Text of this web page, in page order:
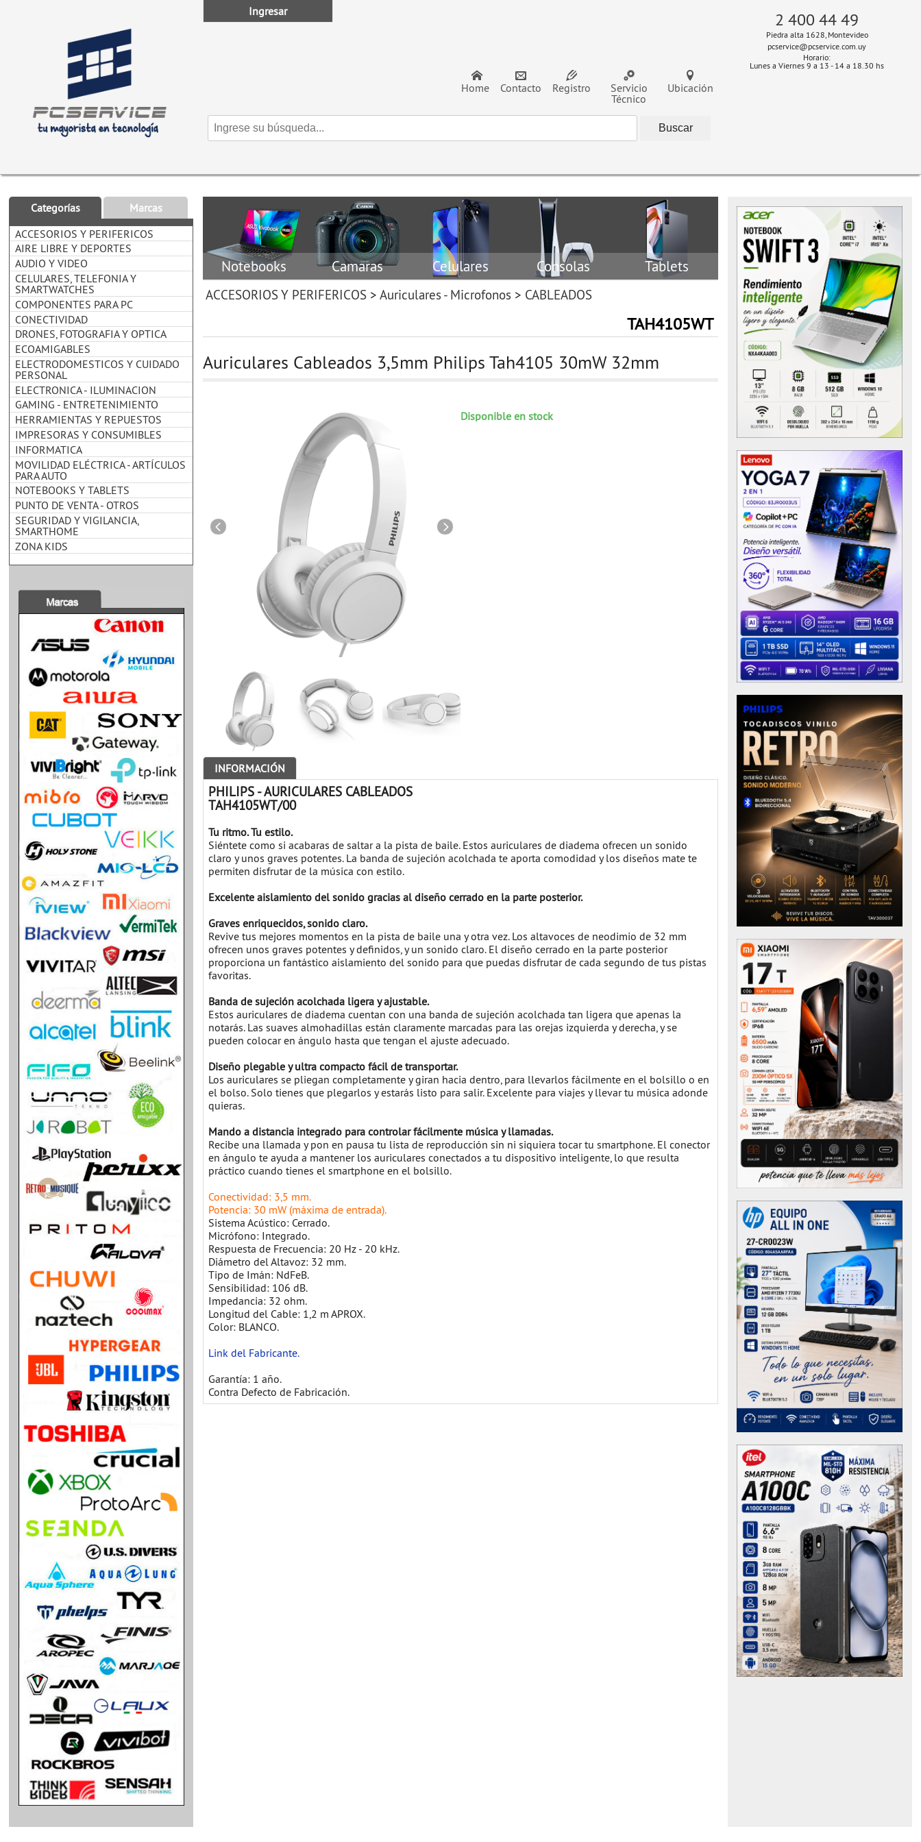
Ubicación
Servicio
Técnico
Registro
Contacto
Home
Ingresar 2 400 44 49
Piedra alta 1628, Montevideo
pcservice@pcservice.com.uy
Horario:
Lunes a Viernes 9 a 13 - 14 a 18.30 hs
Categorías
Marcas
ACCESORIOS Y PERIFERICOS
AIRE LIBRE Y DEPORTES
AUDIO Y VIDEO
CELULARES, TELEFONIA Y
SMARTWATCHES
COMPONENTES PARA PC
CONECTIVIDAD
DRONES, FOTOGRAFIA Y OPTICA
ECOAMIGABLES
ELECTRODOMESTICOS Y CUIDADO
PERSONAL
ELECTRONICA - ILUMINACION
GAMING - ENTRETENIMIENTO
HERRAMIENTAS Y REPUESTOS
IMPRESORAS Y CONSUMIBLES
INFORMATICA
MOVILIDAD ELÉCTRICA - ARTÍCULOS
PARA AUTO
NOTEBOOKS Y TABLETS
PUNTO DE VENTA - OTROS
SEGURIDAD Y VIGILANCIA,
SMARTHOME
ZONA KIDS
Notebooks Camaras Celulares Consolas Tablets
ACCESORIOS Y PERIFERICOS > Auriculares - Microfonos > CABLEADOS
TAH4105WT
Auriculares Cableados 3,5mm Philips Tah4105 30mW 32mm
Disponible en stock
INFORMACIÓN
PHILIPS - AURICULARES CABLEADOS
TAH4105WT/00
Tu ritmo. Tu estilo.
Siéntete como si acabaras de saltar a la pista de baile. Estos auriculares de diadema ofrecen un sonido
claro y unos graves potentes. La banda de sujeción acolchada te aporta comodidad y los diseños mate te
permiten disfrutar de la música con estilo.
Excelente aislamiento del sonido gracias al diseño cerrado en la parte posterior.
Graves enriquecidos, sonido claro.
Revive tus mejores momentos en la pista de baile una y otra vez. Los altavoces de neodimio de 32 mm
ofrecen unos graves potentes y definidos, y un sonido claro. El diseño cerrado en la parte posterior
proporciona un fantástico aislamiento del sonido para que puedas disfrutar de cada segundo de tus pistas
favoritas.
Banda de sujeción acolchada ligera y ajustable.
Estos auriculares de diadema cuentan con una banda de sujeción acolchada tan ligera que apenas la
notarás. Las suaves almohadillas están claramente marcadas para las orejas izquierda y derecha, y se
pueden colocar en ángulo hasta que tengan el ajuste adecuado.
Diseño plegable y ultra compacto fácil de transportar.
Los auriculares se pliegan completamente y giran hacia dentro, para llevarlos fácilmente en el bolsillo o en
el bolso. Solo tienes que plegarlos y estarás listo para salir. Excelente para viajes y llevar tu música adonde
quieras.
Mando a distancia integrado para controlar fácilmente música y llamadas.
Recibe una llamada y pon en pausa tu lista de reproducción sin ni siquiera tocar tu smartphone. El conector
en ángulo te ayuda a mantener los auriculares conectados a tu dispositivo inteligente, lo que resulta
práctico cuando tienes el smartphone en el bolsillo.
Conectividad: 3,5 mm.
Potencia: 30 mW (máxima de entrada).
Sistema Acústico: Cerrado.
Micrófono: Integrado.
Respuesta de Frecuencia: 20 Hz - 20 kHz.
Diámetro del Altavoz: 32 mm.
Tipo de Imán: NdFeB.
Sensibilidad: 106 dB.
Impedancia: 32 ohm.
Longitud del Cable: 1,2 m APROX.
Color: BLANCO.
Link del Fabricante.
Garantía: 1 año.
Contra Defecto de Fabricación.